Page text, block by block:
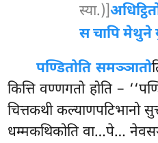
स्या.)]
स चापि मेथुने
पण्डितोति समञ्ञातो
कित्ति वण्णगतो होति –
चित्तकथी कल्याणपटिभानो
धम्मकथिकोति वा…पे…